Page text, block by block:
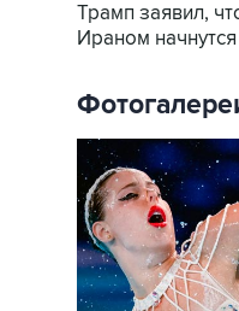
Трамп заявил,
Ираном